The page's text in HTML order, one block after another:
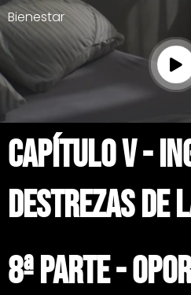
Bienestar
CAPÍTULO V -
DESTREZAS DE
8ª parte -